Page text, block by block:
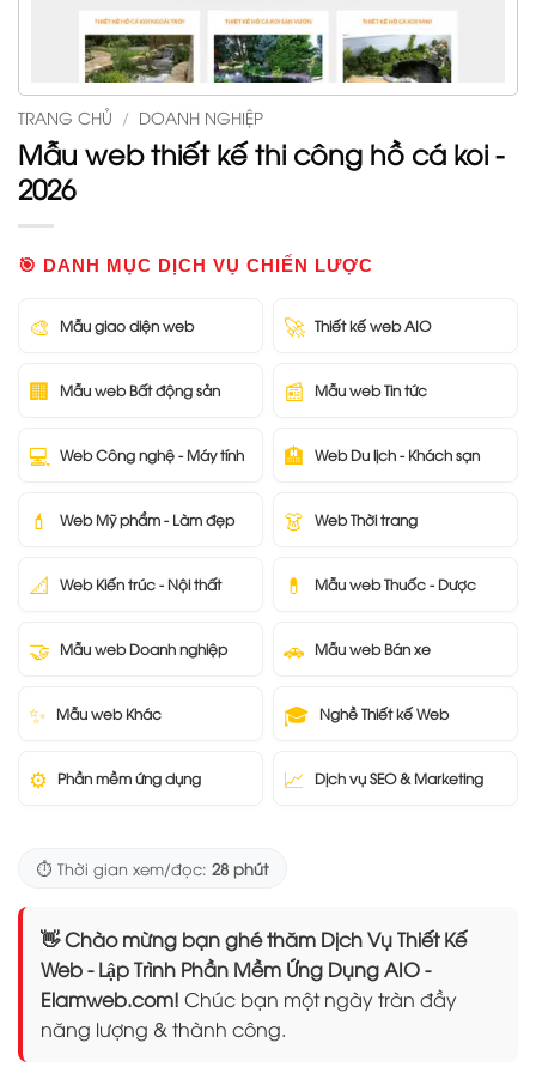
TRANG CHỦ / DOANH NGHIỆP
Mẫu web thiết kế thi công hồ cá koi -
2026
🎯 DANH MỤC DỊCH VỤ CHIẾN LƯỢC
🎨 Mẫu giao diện web 🚀 Thiết kế web AIO
🏢 Mẫu web Bất động sản 📰 Mẫu web Tin tức
💻 Web Công nghệ - Máy tính 🏨 Web Du lịch - Khách sạn
💄 Web Mỹ phẩm - Làm đẹp 👗 Web Thời trang
📐 Web Kiến trúc - Nội thất 💊 Mẫu web Thuốc - Dược
🤝 Mẫu web Doanh nghiệp 🚗 Mẫu web Bán xe
✨ Mẫu web Khác 🎓 Nghề Thiết kế Web
⚙️ Phần mềm ứng dụng 📈 Dịch vụ SEO & Marketing
⏱️ Thời gian xem/đọc: 28 phút
👋 Chào mừng bạn ghé thăm Dịch Vụ Thiết Kế
Web - Lập Trình Phần Mềm Ứng Dụng AIO -
Elamweb.com! Chúc bạn một ngày tràn đầy
năng lượng & thành công.